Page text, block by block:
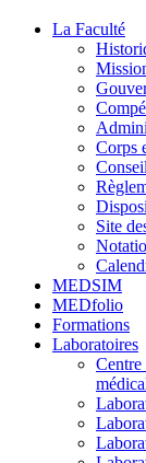
La Faculté
Corps
Site
MEDSIM
MEDfolio
Formations
Laboratoires
Centre